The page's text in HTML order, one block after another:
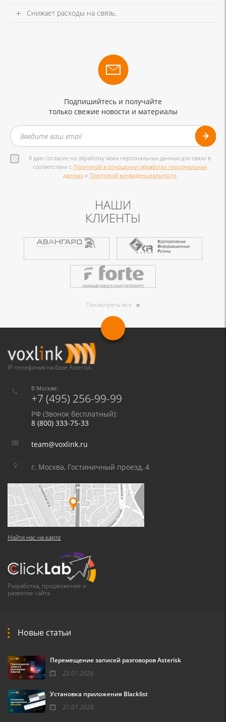
Снижает расходы на связь.
Подпишийтесь и получайте
только свежие новости и материалы
Я даю согласие на обработку моих персональных данных для связи в
соответствии с Политикой в отношении обработки персональных
данных и Политикой конфиденциальности
НАШИ
КЛИЕНТЫ
Посмотреть все
IP-телефония на базе Asterisk
В Москве:
+7 (495) 256-99-99
РФ (Звонок бесплатный):
8 (800) 333-75-33
team@voxlink.ru
г. Москва, Гостиничный проезд, 4
Найти нас на карте
Разработка, продвижение и
развитие сайта
Новые статьи
Перемещение записей разговоров Asterisk
22.01.2026
Установка приложения Blacklist
21.01.2026